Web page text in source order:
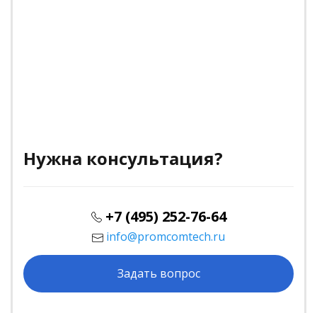
Нужна консультация?
+7 (495) 252-76-64
info@promcomtech.ru
Задать вопрос